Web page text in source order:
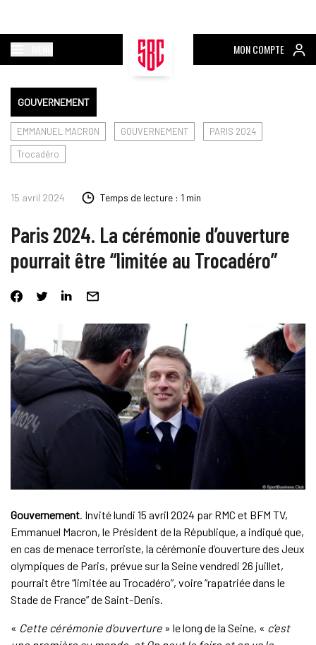
MON COMPTE
GOUVERNEMENT
EMMANUEL MACRON GOUVERNEMENT
PARIS 2024
Trocadéro
15 avril 2024 Temps de lecture : 1 min
Paris 2024. La cérémonie d’ouverture
pourrait être “limitée au Trocadéro”
Gouvernement. Invité lundi 15 avril 2024 par RMC et BFM TV,
Emmanuel Macron, le Président de la République, a indiqué que,
en cas de menace terroriste, la cérémonie d’ouverture des Jeux
olympiques de Paris, prévue sur la Seine vendredi 26 juillet,
pourrait être “limitée au Trocadéro”, voire “rapatriée dans le
Stade de France” de Saint-Denis.
« Cette cérémonie d’ouverture» le long de la Seine, « c’est